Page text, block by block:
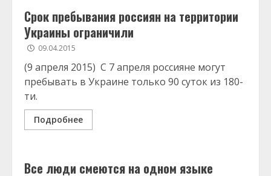
Срок пребывания россиян на территории
Украины ограничили
09.04.2015
(9 апреля 2015) С 7 апреля россияне могут
пребывать в Украине только 90 суток из 180-
ти.
Подробнее
Все люди смеются на одном языке